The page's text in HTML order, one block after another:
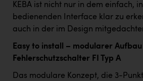
VERITAS
Vier Diamanten
Vorlagenportal
KEBA ist nicht nur in dem einfach,
bedienenden Interface klar zu
auch in der im Design
Easy to install – modularer
Fehlerschutzschalter FI Typ A
Das modulare Konzept, die 3-